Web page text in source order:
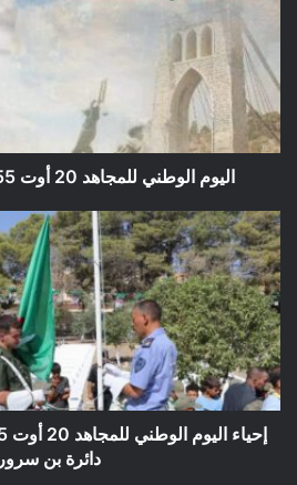
أوت
1956
/
2023
اليوم الوطني للمجاهد 20 أوت 1955-1956 / 2023
إحياء
اليوم
الوطني
للمجاهد
20
أوت
1955-
1956/
2023
من
دائرة بن سرور